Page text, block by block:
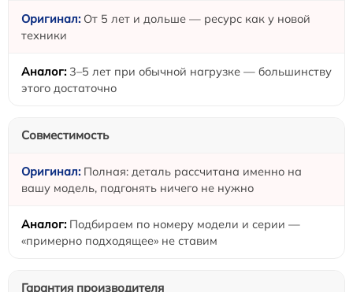
От 5 лет и дольше — ресурс как у новой
техники
3–5 лет при обычной нагрузке — большинству
этого достаточно
Совместимость
Полная: деталь рассчитана именно на
вашу модель, подгонять ничего не нужно
Подбираем по номеру модели и серии —
«примерно подходящее» не ставим
Гарантия производителя